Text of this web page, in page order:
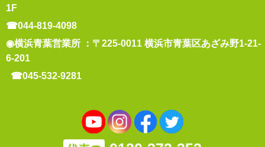
1F
☎044-819-4098
◉横浜青葉営業所 ：〒225-0011 横浜市青葉区あざみ野1-21-
6-201
☎045-532-9281